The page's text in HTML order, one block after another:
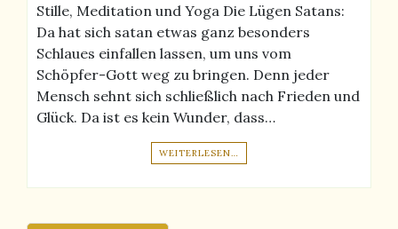
Stille, Meditation und Yoga Die Lügen Satans:
Da hat sich satan etwas ganz besonders
Schlaues einfallen lassen, um uns vom
Schöpfer-Gott weg zu bringen. Denn jeder
Mensch sehnt sich schließlich nach Frieden und
Glück. Da ist es kein Wunder, dass…
WEITERLESEN…